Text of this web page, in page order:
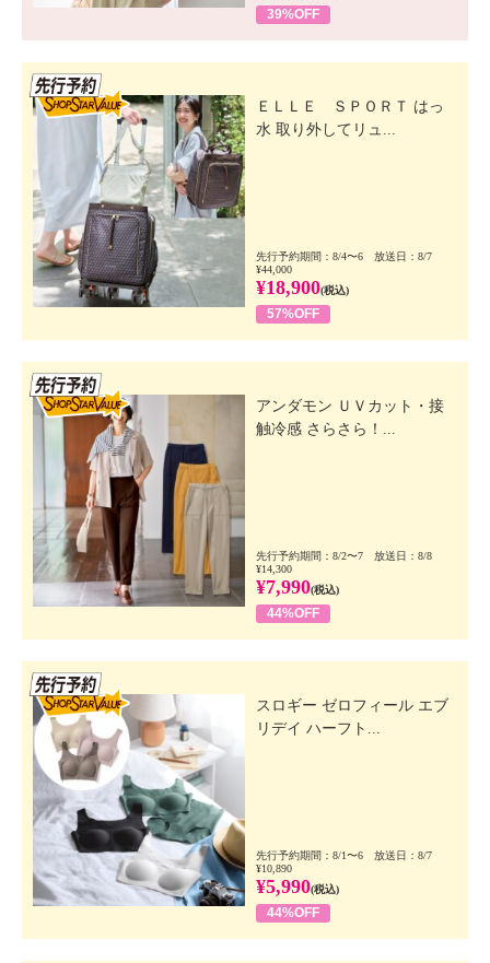
39%OFF
ＥＬＬＥ ＳＰＯＲＴ はっ
水 取り外してリュ...
先行予約期間：8/4〜6 放送日：8/7
¥44,000
¥18,900(税込)
57%OFF
アンダモン ＵＶカット・接
触冷感 さらさら！...
先行予約期間：8/2〜7 放送日：8/8
¥14,300
¥7,990(税込)
44%OFF
スロギー ゼロフィール エブ
リデイ ハーフト...
先行予約期間：8/1〜6 放送日：8/7
¥10,890
¥5,990(税込)
44%OFF